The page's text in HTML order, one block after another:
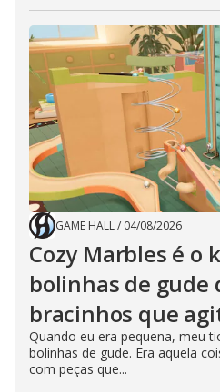
GAME HALL/ 04/08/2026
Cozy Marbles é o
bolinhas de gude
bracinhos que
Quando eu era pequena, meu
bolinhas de gude. Era aquela
com peças que...